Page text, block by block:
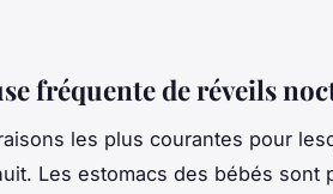
fréquente de réveils
les plus courantes pour
Les estomacs des bébés sont